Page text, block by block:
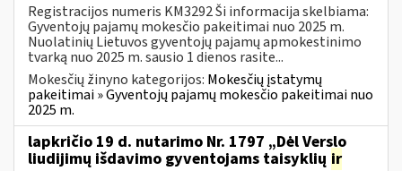
Registracijos numeris KM3292 Ši informacija skelbiama:
Gyventojų pajamų mokesčio pakeitimai nuo 2025 m.
Nuolatinių Lietuvos gyventojų pajamų apmokestinimo
tvarką nuo 2025 m. sausio 1 dienos rasite...
Mokesčių žinyno kategorijos: Mokesčių įstatymų
pakeitimai » Gyventojų pajamų mokesčio pakeitimai nuo
2025 m.
lapkričio 19 d. nutarimo Nr. 1797 „Dėl Verslo
liudijimų išdavimo gyventojams taisyklių ir